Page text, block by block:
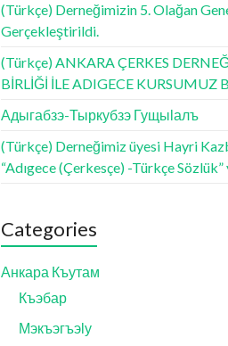
(Türkçe) Derneğimizin 5. Olağan
Gerçekleştirildi.
(Türkçe) ANKARA ÇERKES
BİRLİĞİ İLE ADIGECE KURSUMUZ
Адыгабзэ-Тыркубзэ Гущыӏалъ
(Türkçe) Derneğimiz üyesi Hayri
“Adıgece (Çerkesçe) -Türkçe Sözlük”
Categories
Анкара Къутам
Къэбар
Мэкъэгъэӏу